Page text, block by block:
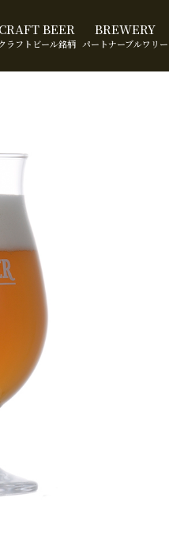
CRAFT BEER
ラフトビール銘柄
BREWERY
パートナーブルワリー